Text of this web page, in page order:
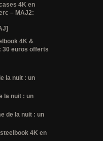
4K en
– MAJ2:
4K &
30 euros offerts
la nuit : un
la nuit : un
de la nuit : un
4K en